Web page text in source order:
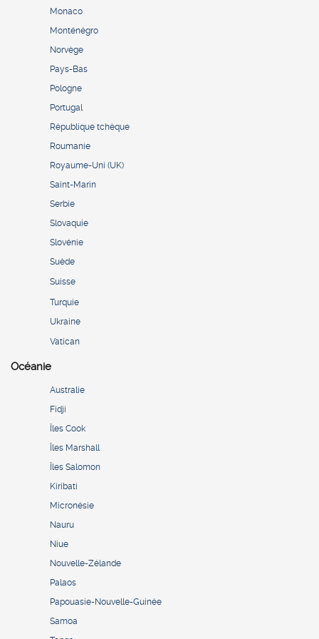
Monaco
Monténégro
Norvège
Pays-Bas
Pologne
Portugal
République tchèque
Roumanie
Royaume-Uni (UK)
Saint-Marin
Serbie
Slovaquie
Slovénie
Suède
Suisse
Turquie
Ukraine
Vatican
Océanie
Australie
Fidji
Îles Cook
Îles Marshall
Îles Salomon
Kiribati
Micronésie
Nauru
Niue
Nouvelle-Zélande
Palaos
Papouasie-Nouvelle-Guinée
Samoa